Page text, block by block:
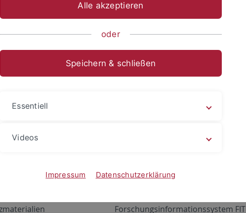
Netzwerk
ALMA
Forschungsinformationssystem FIT
Alle akzeptieren
oder
Speichern & schließen
Essentiell
Videos
Impressum Datenschutzerklärung